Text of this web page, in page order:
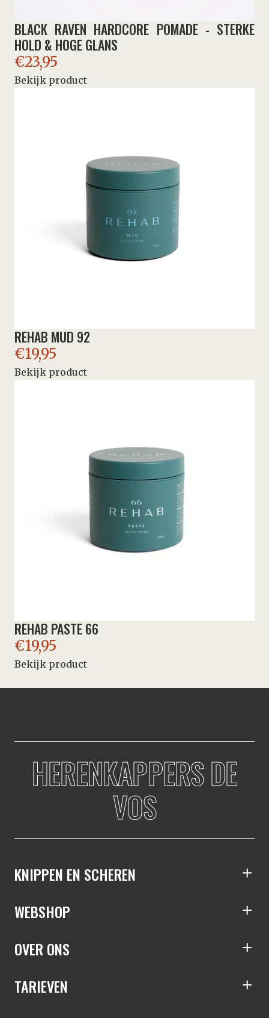
BLACK RAVEN HARDCORE POMADE - STERKE
HOLD & HOGE GLANS
€23,95
Bekijk product
REHAB MUD 92
€19,95
Bekijk product
REHAB PASTE 66
€19,95
Bekijk product
HERENKAPPERS DE
VOS
KNIPPEN EN SCHEREN
WEBSHOP
OVER ONS
TARIEVEN